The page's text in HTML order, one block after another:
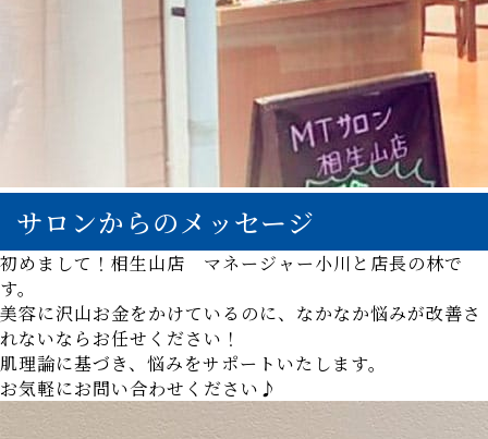
サロンからのメッセージ
初めまして！相生山店 マネージャー小川と店長の林で
す。
美容に沢山お金をかけているのに、なかなか悩みが改善さ
れないならお任せください！
肌理論に基づき、悩みをサポートいたします。
お気軽にお問い合わせください♪